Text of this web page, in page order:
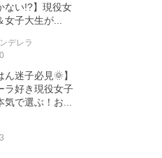
ない!?】現役女
女子大生が...
デレラ
ん迷子必見🌞】
ラ好き現役女子
気で選ぶ！お...